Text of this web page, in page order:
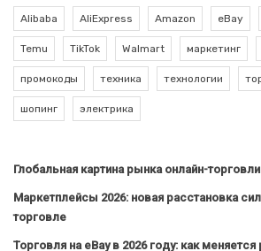
Alibaba AliExpress Amazon eBay
Temu TikTok Walmart маркетинг
промокоды техника технологии
шопинг электрика
Глобальная картина рынка онлайн-
Маркетплейсы 2026: новая расстановка
торговле
Торговля на eBay в 2026 году: как